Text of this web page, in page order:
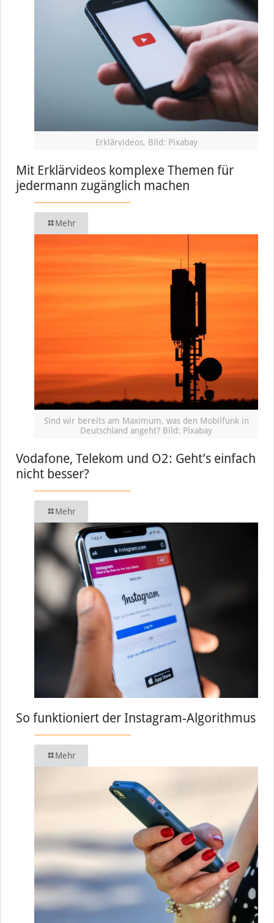
Erklärvideos, Bild: Pixabay
Mit Erklärvideos komplexe Themen für
jedermann zugänglich machen
Mehr
Sind wir bereits am Maximum, was den Mobilfunk in
Deutschland angeht? Bild: Pixabay
Vodafone, Telekom und O2: Geht’s einfach
nicht besser?
Mehr
So funktioniert der Instagram-Algorithmus
Mehr